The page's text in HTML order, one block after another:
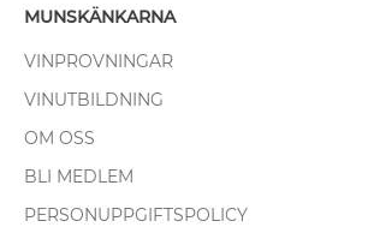
MUNSKÄNKARNA
VINPROVNINGAR
VINUTBILDNING
OM OSS
BLI MEDLEM
PERSONUPPGIFTSPOLICY